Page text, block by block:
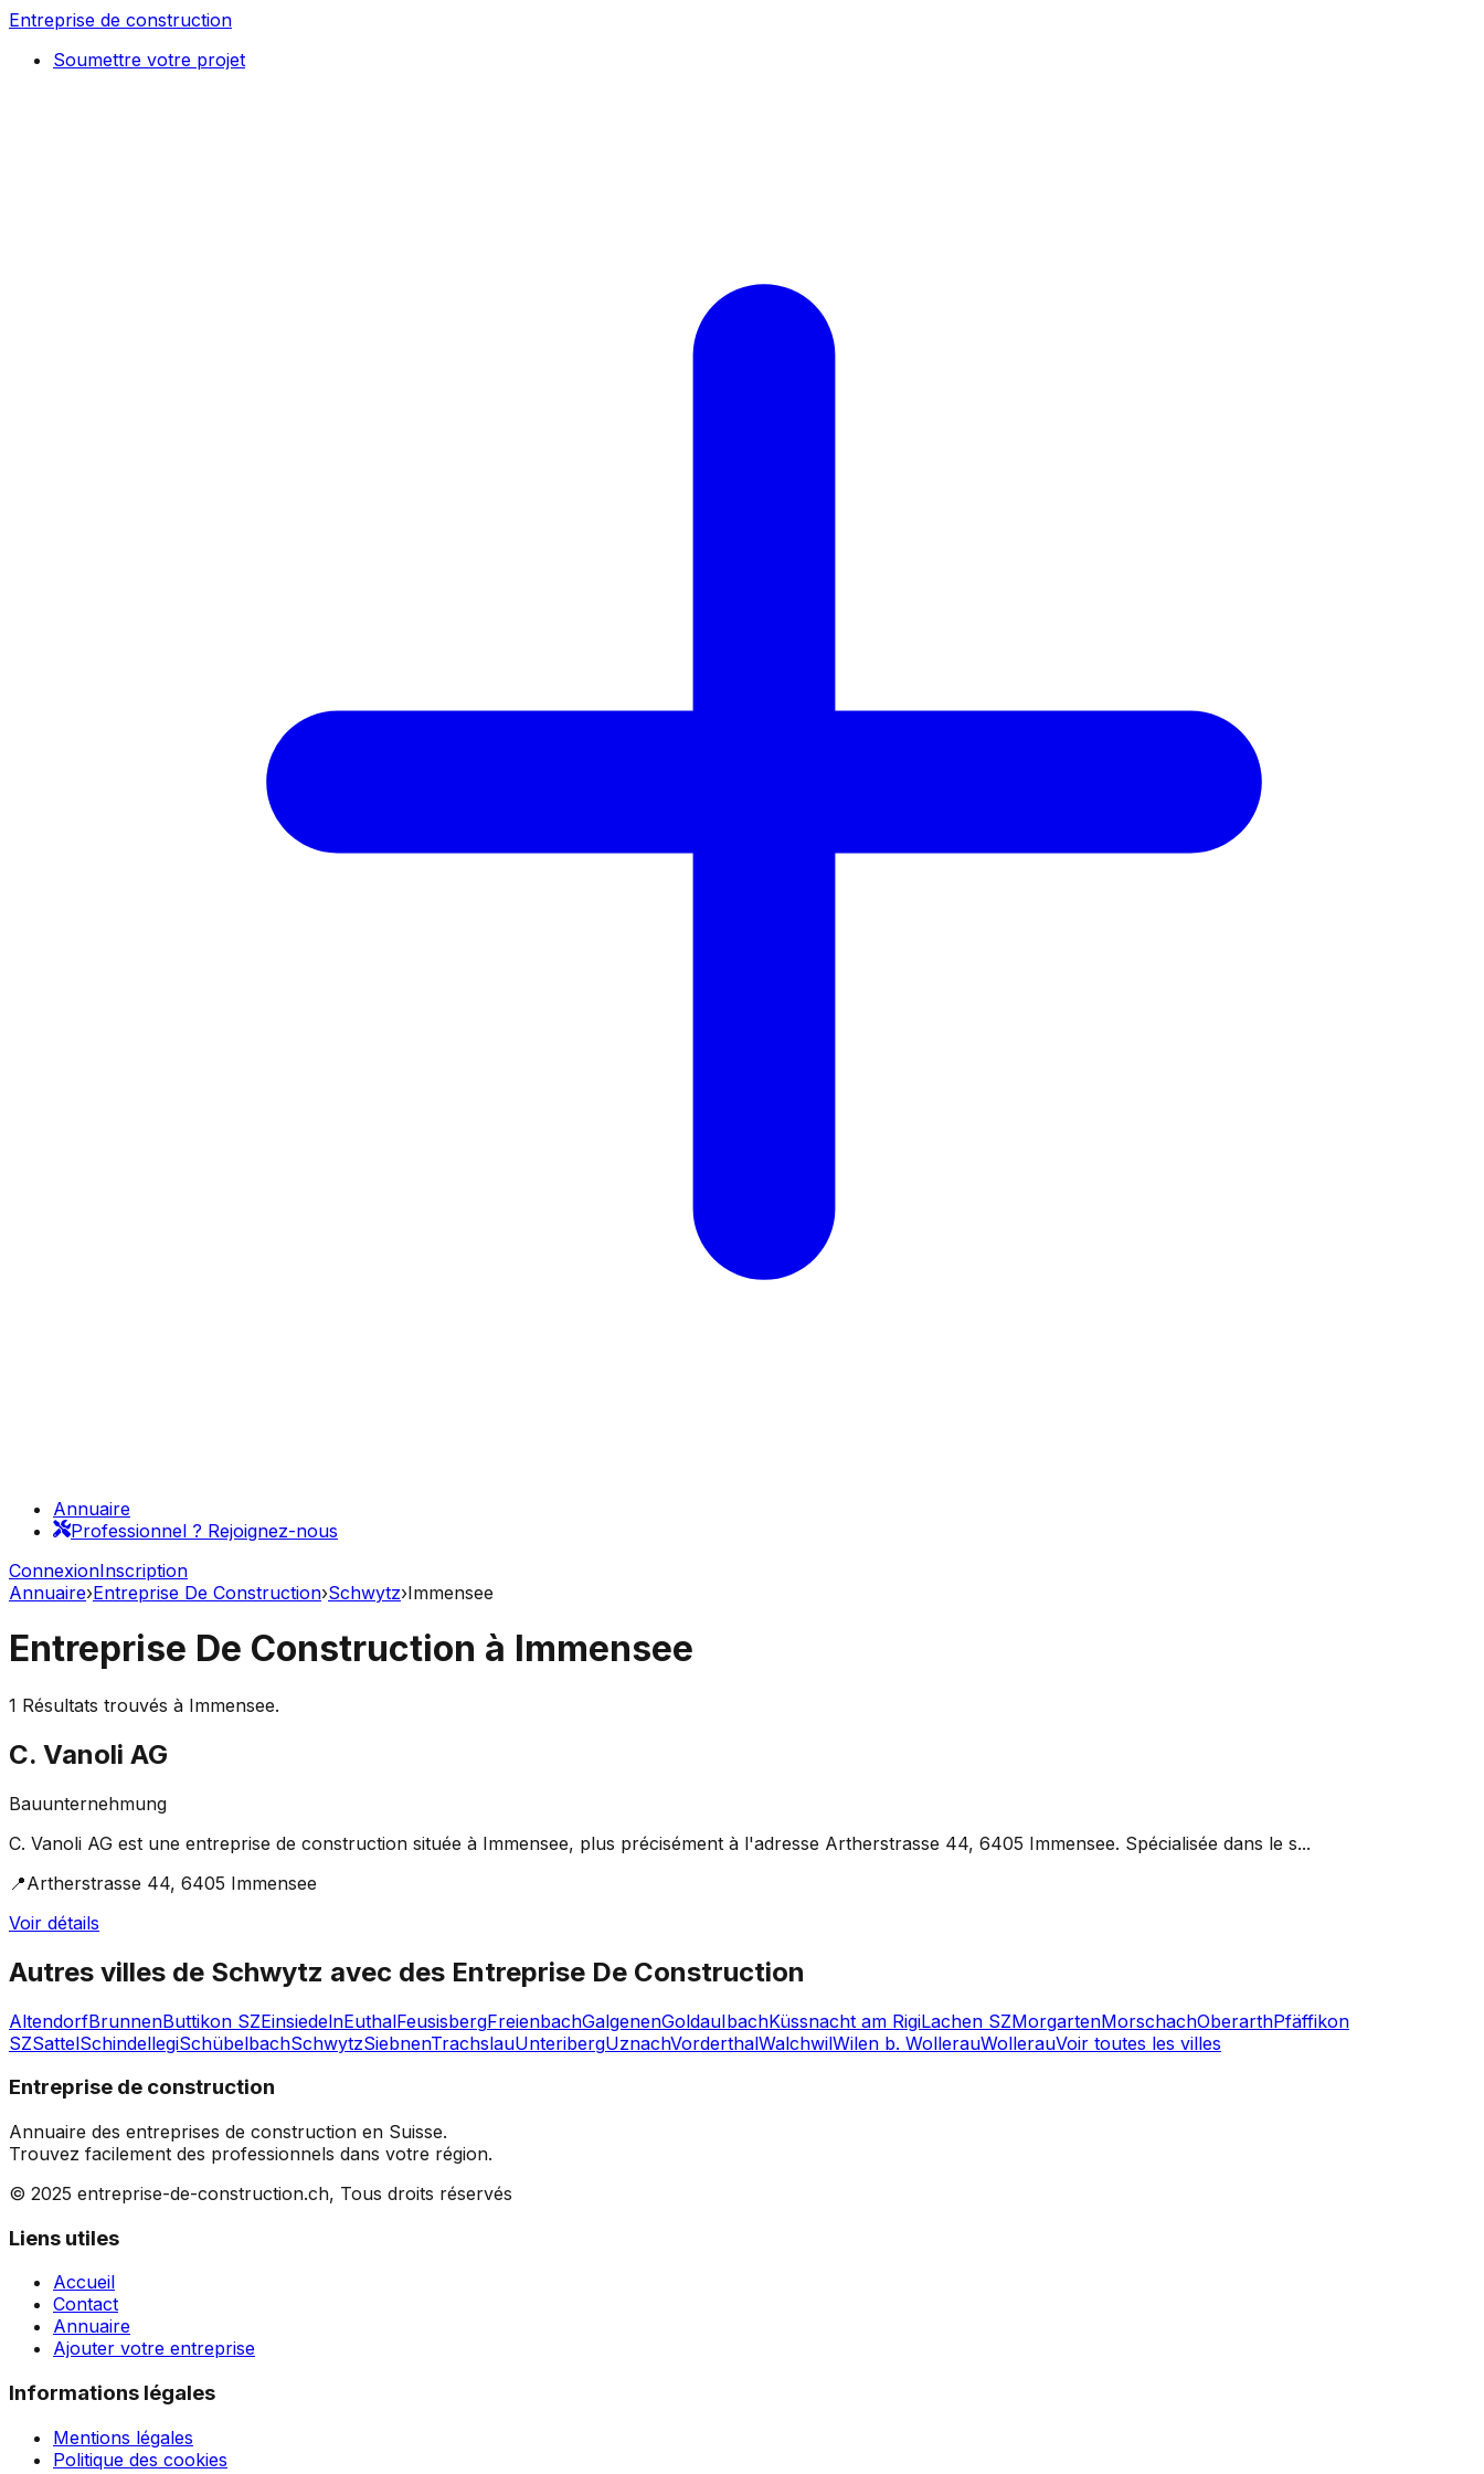
Entreprise de construction
Soumettre votre projet
Annuaire
Professionnel ? Rejoignez-nous
ConnexionInscription
Annuaire›Entreprise De Construction›Schwytz›Immensee
Entreprise De Construction à Immensee
1 Résultats trouvés à Immensee.
C. Vanoli AG
Bauunternehmung
C. Vanoli AG est une entreprise de construction située à Immensee, plus précisément à l'adresse Artherstrasse 44, 6405 Immensee. Spécialisée dans le s...
📍Artherstrasse 44, 6405 Immensee
Voir détails
Autres villes de Schwytz avec des Entreprise De Construction
AltendorfBrunnenButtikon SZEinsiedelnEuthalFeusisbergFreienbachGalgenenGoldauIbachKüssnacht am RigiLachen SZMorgartenMorschachOberarthPfäffikon
SZSattelSchindellegiSchübelbachSchwytzSiebnenTrachslauUnteribergUznachVorderthalWalchwilWilen b. WollerauWollerauVoir toutes les villes
Entreprise de construction
Annuaire des entreprises de construction en Suisse.
Trouvez facilement des professionnels dans votre région.
© 2025 entreprise-de-construction.ch, Tous droits réservés
Liens utiles
Accueil
Contact
Annuaire
Ajouter votre entreprise
Informations légales
Mentions légales
Politique des cookies